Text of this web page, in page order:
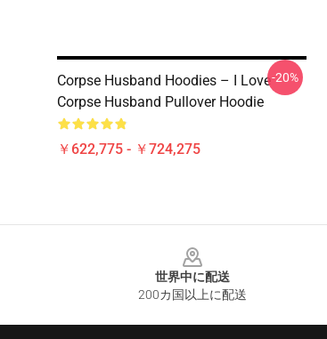
Corpse Husband Hoodies – I Love
Corpse Husband Pullover Hoodie
￥622,775 - ￥724,275
-20%
世界中に配送
200カ国以上に配送